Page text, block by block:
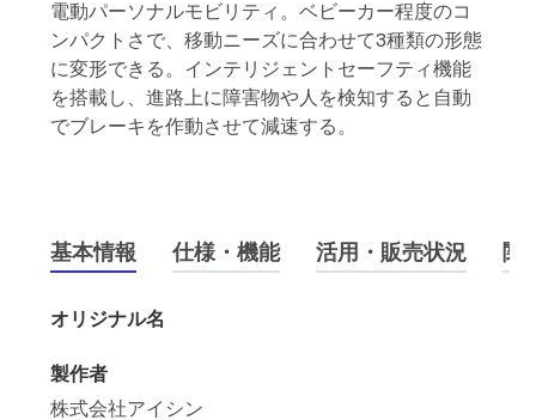
電動パーソナルモビリティ。ベビーカー程度のコ
ンパクトさで、移動ニーズに合わせて3種類の形態
に変形できる。インテリジェントセーフティ機能
を搭載し、進路上に障害物や人を検知すると自動
でブレーキを作動させて減速する。
基本情報 仕様・機能 活用・販売状況 関
オリジナル名
製作者
株式会社アイシン